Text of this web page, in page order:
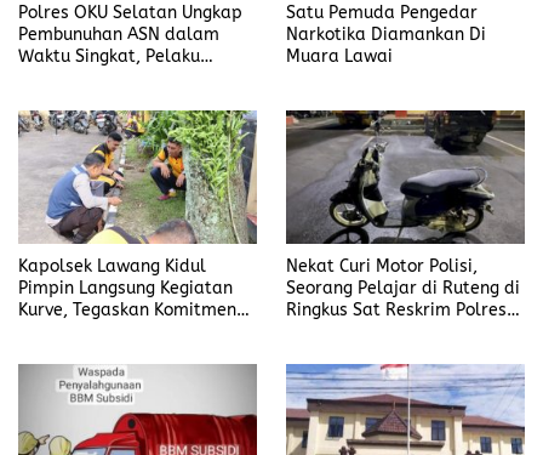
Polres OKU Selatan Ungkap
Pembunuhan ASN dalam
Waktu Singkat, Pelaku
Satu Pemuda Pengedar
Narkotika Diamankan Di
Muara Lawai
Kapolsek Lawang Kidul
Pimpin Langsung Kegiatan
Kurve, Tegaskan Komitmen
Nekat Curi Motor Polisi,
Seorang Pelajar di Ruteng di
Ringkus Sat Reskrim Polres